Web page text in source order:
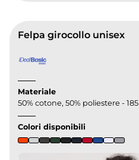
Felpa girocollo unisex
Materiale
50% cotone, 50% poliestere -
Colori disponibili